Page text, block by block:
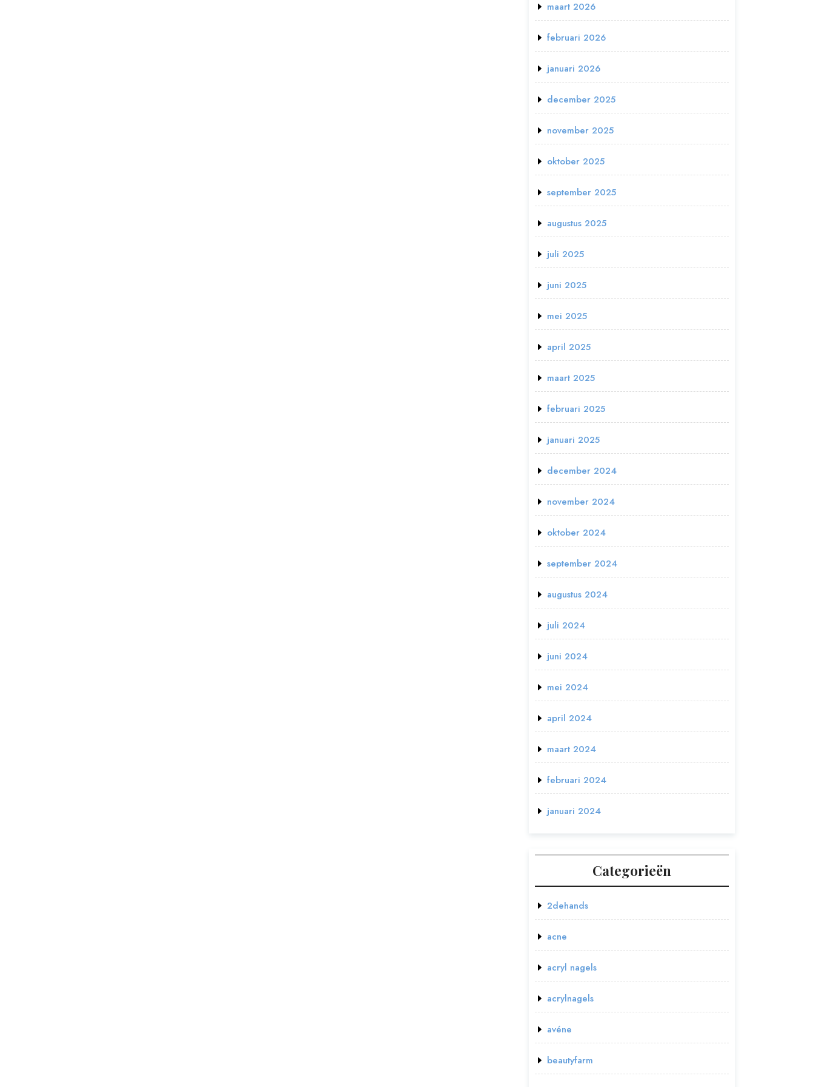
maart 2026
februari 2026
januari 2026
december 2025
november 2025
oktober 2025
september 2025
augustus 2025
juli 2025
juni 2025
mei 2025
april 2025
maart 2025
februari 2025
januari 2025
december 2024
november 2024
oktober 2024
september 2024
augustus 2024
juli 2024
juni 2024
mei 2024
april 2024
maart 2024
februari 2024
januari 2024
Categorieën
2dehands
acne
acryl nagels
acrylnagels
avéne
beautyfarm